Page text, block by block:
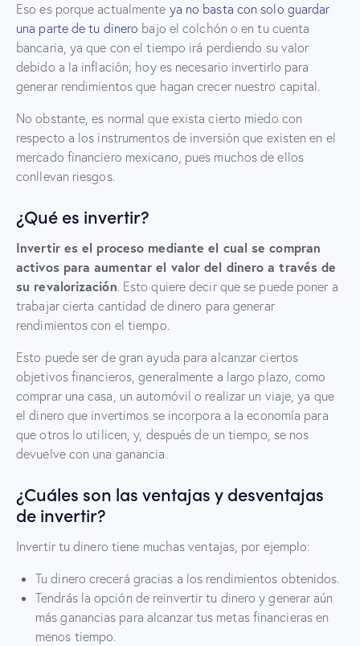
Eso es porque actualmente ya no basta con solo guardar
una parte de tu dinero bajo el colchón o en tu cuenta
bancaria, ya que con el tiempo irá perdiendo su valor
debido a la inflación; hoy es necesario invertirlo para
generar rendimientos que hagan crecer nuestro capital.
No obstante, es normal que exista cierto miedo con
respecto a los instrumentos de inversión que existen en el
mercado financiero mexicano, pues muchos de ellos
conllevan riesgos.
¿Qué es invertir?
Invertir es el proceso mediante el cual se compran
activos para aumentar el valor del dinero a través de
su revalorización. Esto quiere decir que se puede poner a
trabajar cierta cantidad de dinero para generar
rendimientos con el tiempo.
Esto puede ser de gran ayuda para alcanzar ciertos
objetivos financieros, generalmente a largo plazo, como
comprar una casa, un automóvil o realizar un viaje, ya que
el dinero que invertimos se incorpora a la economía para
que otros lo utilicen, y, después de un tiempo, se nos
devuelve con una ganancia.
¿Cuáles son las ventajas y desventajas
de invertir?
Invertir tu dinero tiene muchas ventajas, por ejemplo:
Tu dinero crecerá gracias a los rendimientos obtenidos.
Tendrás la opción de reinvertir tu dinero y generar aún
más ganancias para alcanzar tus metas financieras en
menos tiempo.